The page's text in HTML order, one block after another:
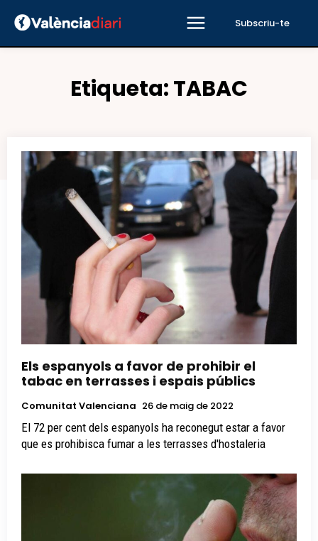
Subscriu-te
Etiqueta:TABAC
Els espanyols a favor de prohibir el
tabac en terrasses i espais públics
Comunitat Valenciana 26 de maig de 2022
El 72 per cent dels espanyols ha reconegut estar a favor
que es prohibisca fumar a les terrasses d'hostaleria